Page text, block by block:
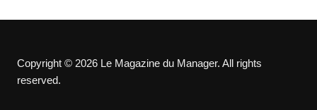
Copyright © 2026 Le Magazine du Manager. All rights
reserved.